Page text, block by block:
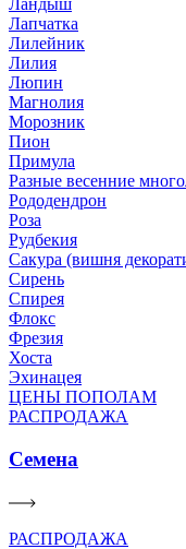
Ландыш
Лапчатка
Лилейник
Лилия
Люпин
Магнолия
Морозник
Пион
Примула
Разные весенние
Рододендрон
Роза
Рудбекия
Сакура (вишня
Сирень
Спирея
Флокс
Фрезия
Хоста
Эхинацея
ЦЕНЫ ПОПОЛАМ
РАСПРОДАЖА
Семена
РАСПРОДАЖА